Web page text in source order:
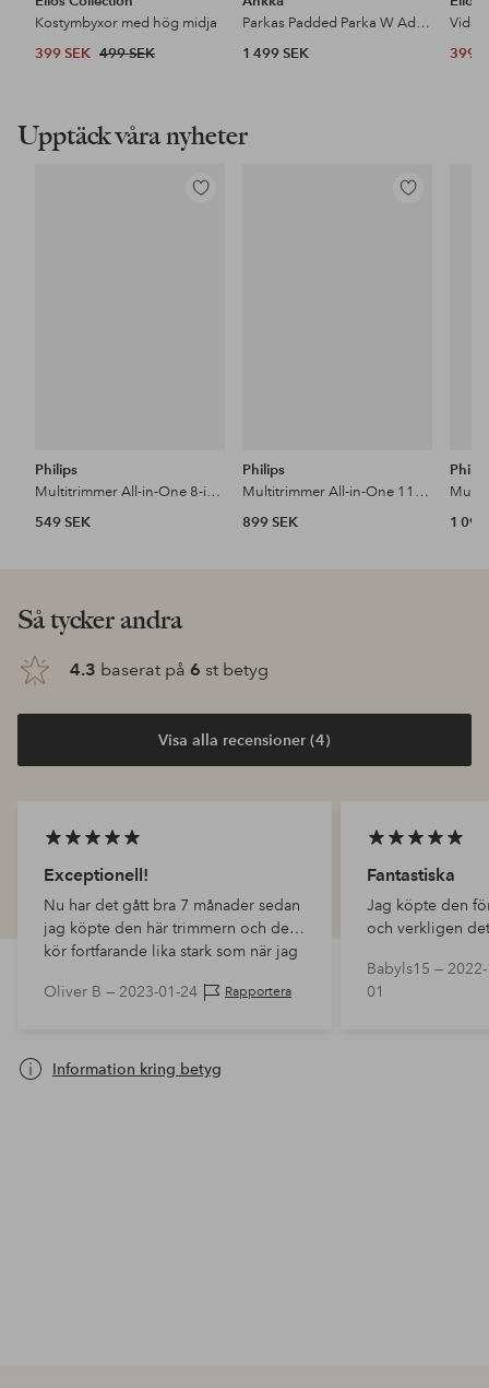
Kostymbyxor med hög midja
399 SEK 499 SEK
Parkas Padded Parka W Adjustable Waist
1 499 SEK
399
Upptäck våra nyheter
Lägg
Philips
Multitrimmer All-in-One 8-in-1 MG3940/15
549 SEK
Lägg
Philips
Multitrimmer All-in-One 11-in-1 MG5941/15
899 SEK
1 099
Så tycker andra
4.3 baserat på 6 st betyg
Visa alla recensioner (4)
Exceptionell!
Nu har det gått bra 7 månader sedan
jag köpte den här trimmern och den
kör fortfarande lika stark som när jag
behov, skär både genom skägget
Oliver B — 2023-01-24 Rapportera
Fantastiska
Jag köpte den
och verkligen
detta tack för
Babyls15 —
01
Information kring betyg